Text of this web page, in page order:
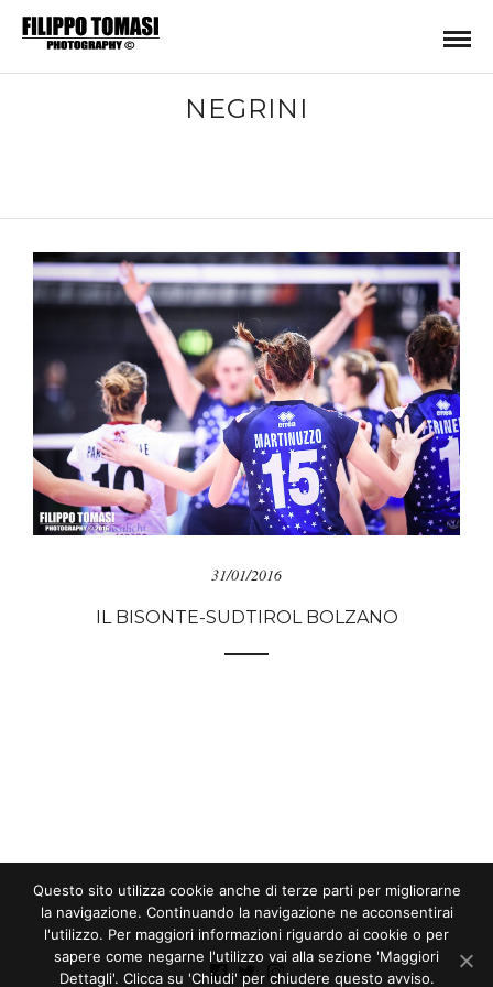
NEGRINI
31/01/2016
IL BISONTE-SUDTIROL BOLZANO
Questo sito utilizza cookie anche di terze parti per migliorarne
la navigazione. Continuando la navigazione ne acconsentirai
l'utilizzo. Per maggiori informazioni riguardo ai cookie o per
sapere come negarne l'utilizzo vai alla sezione 'Maggiori
Dettagli'. Clicca su 'Chiudi' per chiudere questo avviso.